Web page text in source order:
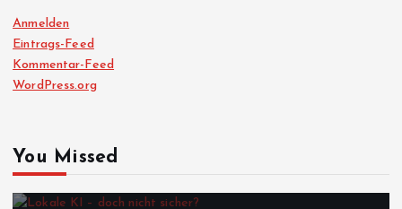
Anmelden
Eintrags-Feed
Kommentar-Feed
WordPress.org
You Missed